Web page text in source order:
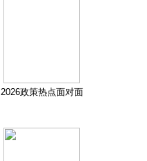
2026政策热点面对面